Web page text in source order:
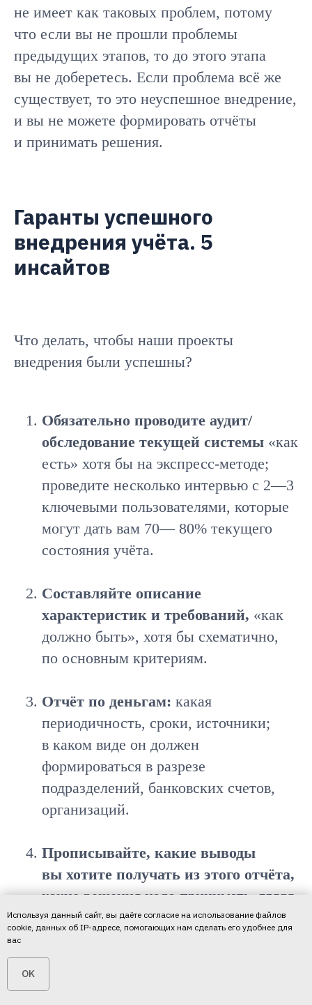
Используя данный сайт, вы даёте согласие на использование файлов
cookie, данных об IP-адресе, помогающих нам сделать его удобнее для
вас
OK
не имеет как таковых проблем, потому
что если вы не прошли проблемы
предыдущих этапов, то до этого этапа
вы не доберетесь. Если проблема всё же
существует, то это неуспешное внедрение,
и вы не можете формировать отчёты
и принимать решения.
Гаранты успешного
внедрения учёта. 5
инсайтов
Что делать, чтобы наши проекты
внедрения были успешны?
Обязательно проводите аудит/
обследование текущей системы «как
есть» хотя бы на экспресс-методе;
проведите несколько интервью с 2—3
ключевыми пользователями, которые
могут дать вам 70— 80% текущего
состояния учёта.
Составляйте описание
характеристик и требований, «как
должно быть», хотя бы схематично,
по основным критериям.
Отчёт по деньгам: какая
периодичность, сроки, источники;
в каком виде он должен
формироваться в разрезе
подразделений, банковских счетов,
организаций.
Прописывайте, какие выводы
вы хотите получать из этого отчёта,
какие решения надо принимать, глядя
на этот отчёт. Когда вы будете это
выстраиваться понимание, какие